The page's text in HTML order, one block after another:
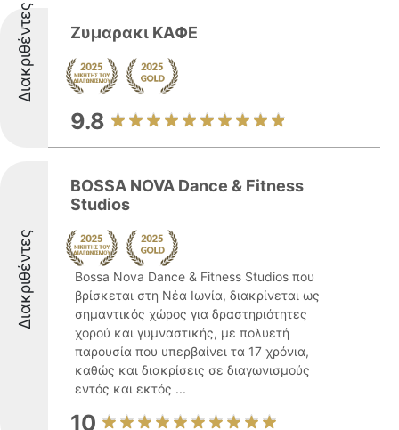
Διακριθέντες Ζυμαρακι ΚΑΦΕ
9.8
Διακριθέντες
BOSSA NOVA Dance & Fitness
Studios
Bossa Nova Dance & Fitness Studios που
βρίσκεται στη Νέα Ιωνία, διακρίνεται ως
σημαντικός χώρος για δραστηριότητες
χορού και γυμναστικής, με πολυετή
παρουσία που υπερβαίνει τα 17 χρόνια,
καθώς και διακρίσεις σε διαγωνισμούς
εντός και εκτός ...
10